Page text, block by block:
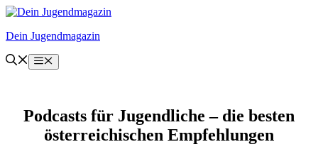
Zum
springen
Dein Jugendmagazin
Menü
Podcasts für Jugendliche – die besten
österreichischen Empfehlungen